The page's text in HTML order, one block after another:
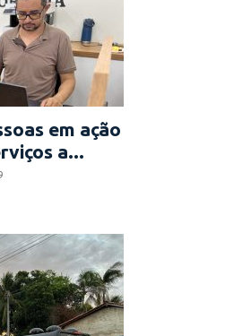
em ação
a...